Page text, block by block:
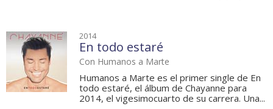
2014
En todo estaré
Con Humanos a Marte
Humanos a Marte es el primer single de En
todo estaré, el álbum de Chayanne para
2014, el vigesimocuarto de su carrera. Una...